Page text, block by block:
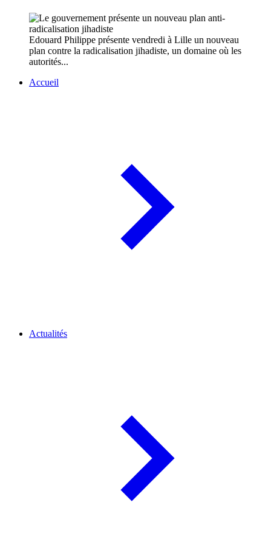
Edouard Philippe présente vendredi à Lille un nouveau
plan contre la radicalisation jihadiste, un domaine où les
autorités...
Accueil
Actualités